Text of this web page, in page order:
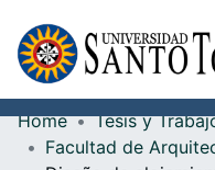
Communities &
Home
Tesis y
Facultad de